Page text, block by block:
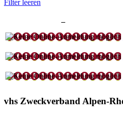
Filter leeren
–
vhs Zweckverband Alpen-